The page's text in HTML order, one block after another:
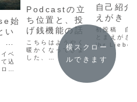
始
い
て
ベ
込
グ
Podcastの立
ち位置と、投
げ銭機能の話
こちらはようやく
暖かくなってきま
した、
Masaki(@masak
ihaginoart)で
す。今回は少し報
自己紹介
えがき
初投稿 自
とまえがき
ihr
めまして
です。日本
でまず芸術
を初めて１
途中アメリ
横スクロー
ルできます